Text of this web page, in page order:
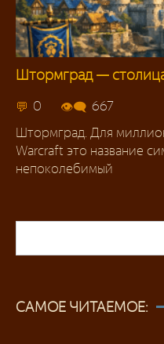
Штормград —
0
667
Штормград. Для
Warcraft это название
непоколебимый
САМОЕ ЧИТАЕМОЕ: